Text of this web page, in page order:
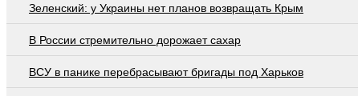
Зеленский: у Украины нет планов возвращать Крым
В России стремительно дорожает сахар
ВСУ в панике перебрасывают бригады под Харьков